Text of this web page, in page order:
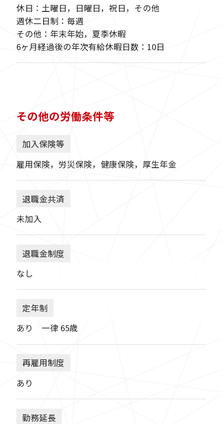
休日：土曜日，日曜日，祝日，その他
週休二日制：毎週
その他：年末年始，夏季休暇
6ヶ月経過後の年次有給休暇日数：10日
その他の労働条件等
加入保険等
雇用保険，労災保険，健康保険，厚生年金
退職金共済
未加入
退職金制度
なし
定年制
あり 一律 65歳
再雇用制度
あり
勤務延長